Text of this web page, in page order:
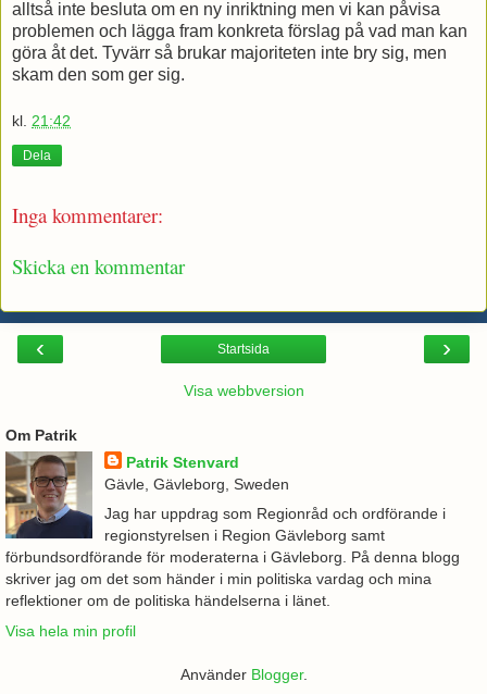
alltså inte besluta om en ny inriktning men vi kan påvisa
problemen och lägga fram konkreta förslag på vad man kan
göra åt det. Tyvärr så brukar majoriteten inte bry sig, men
skam den som ger sig.
kl. 21:42
Dela
Inga kommentarer:
Skicka en kommentar
‹ ›
Startsida
Visa webbversion
Om Patrik
Patrik Stenvard
Gävle, Gävleborg, Sweden
Jag har uppdrag som Regionråd och ordförande i
regionstyrelsen i Region Gävleborg samt
förbundsordförande för moderaterna i Gävleborg. På denna blogg
skriver jag om det som händer i min politiska vardag och mina
reflektioner om de politiska händelserna i länet.
Visa hela min profil
Använder Blogger.